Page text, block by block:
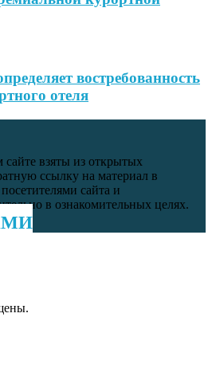
востребованность
отеля
взяты из открытых
ссылку на материал в
сайта и
в ознакомительных целях.